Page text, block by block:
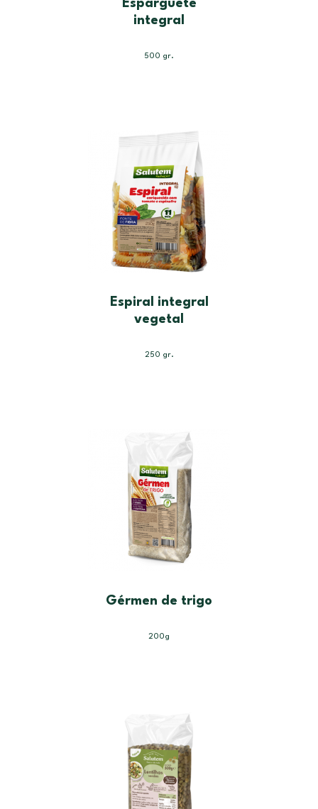
Esparguete
integral
500 gr.
Espiral integral
vegetal
250 gr.
Gérmen de trigo
200g